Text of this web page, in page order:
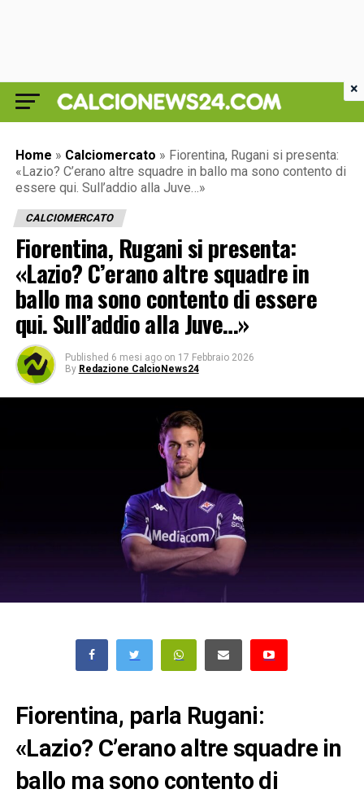
Home » Calciomercato » Fiorentina, Rugani si presenta:
«Lazio? C’erano altre squadre in ballo ma sono contento di
essere qui. Sull’addio alla Juve…»
CALCIOMERCATO
Fiorentina, Rugani si presenta:
«Lazio? C’erano altre squadre in
ballo ma sono contento di essere
qui. Sull’addio alla Juve…»
Published 6 mesi ago on 17 Febbraio 2026
By Redazione CalcioNews24
Fiorentina, parla Rugani:
«Lazio? C’erano altre squadre in
ballo ma sono contento di
×